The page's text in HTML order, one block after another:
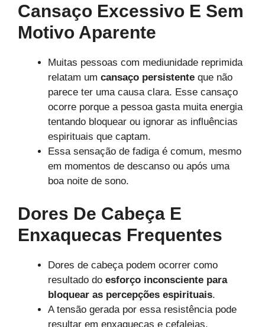
Cansaço Excessivo E Sem
Motivo Aparente
Muitas pessoas com mediunidade reprimida
relatam um cansaço persistente que não
parece ter uma causa clara. Esse cansaço
ocorre porque a pessoa gasta muita energia
tentando bloquear ou ignorar as influências
espirituais que captam.
Essa sensação de fadiga é comum, mesmo
em momentos de descanso ou após uma
boa noite de sono.
Dores De Cabeça E
Enxaquecas Frequentes
Dores de cabeça podem ocorrer como
resultado do esforço inconsciente para
bloquear as percepções espirituais.
A tensão gerada por essa resistência pode
resultar em enxaquecas e cefaleias,